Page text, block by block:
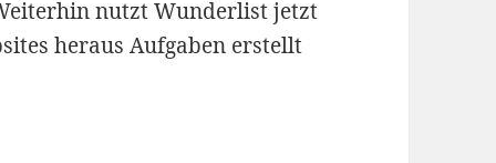
nutzt Wunderlist jetzt
heraus Aufgaben erstellt
neue Funktionen in den Messenger